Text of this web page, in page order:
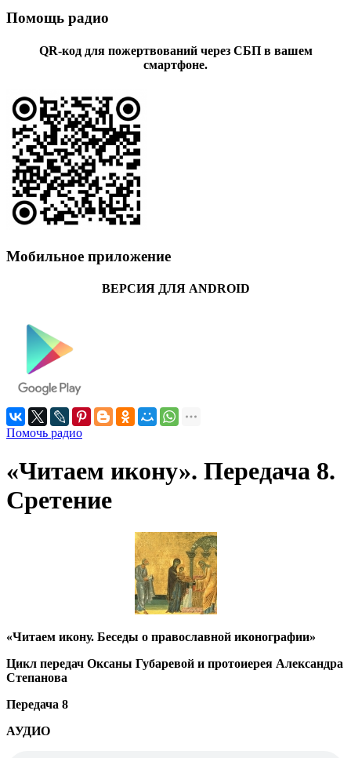
Помощь радио
QR-код для пожертвований через СБП в вашем
смартфоне.
Мобильное приложение
ВЕРСИЯ ДЛЯ ANDROID
Помочь радио
«Читаем икону». Передача 8.
Сретение
«Читаем икону. Беседы о православной иконографии»
Цикл передач Оксаны Губаревой и протоиерея Александра
Степанова
Передача 8
АУДИО